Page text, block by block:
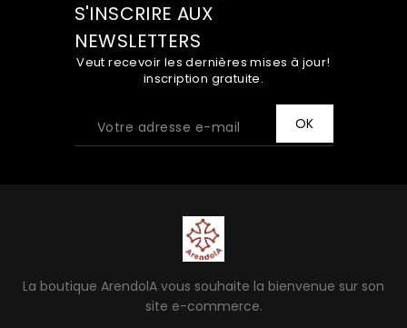
S'INSCRIRE AUX
NEWSLETTERS
Veut recevoir les dernières mises à jour!
inscription gratuite.
La boutique ArendolA vous souhaite la bienvenue sur son
site e-commerce.